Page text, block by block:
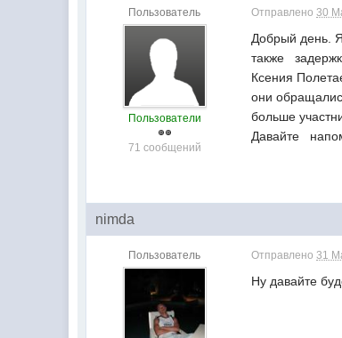
Пользователь
Пользователи
71 сообщений
Отправлено30
Добрый день.
также
Ксения
они
больше
Давайте
nimda
Пользователь Отправлено31
Ну давайте